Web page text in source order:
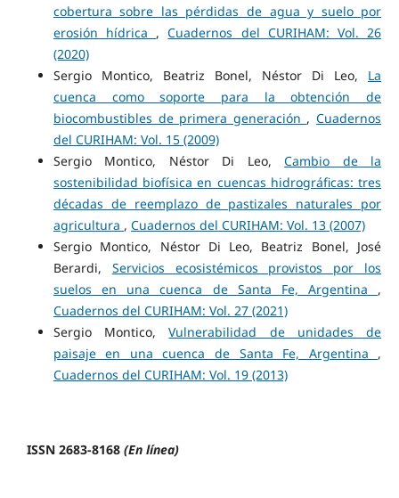
cobertura sobre las pérdidas de agua y suelo por
erosión hídrica ,Cuadernos del CURIHAM: Vol. 26
(2020)
Sergio Montico, Beatriz Bonel, Néstor Di Leo, La
cuenca como soporte para la obtención de
biocombustibles de primera generación ,Cuadernos
del CURIHAM: Vol. 15 (2009)
Sergio Montico, Néstor Di Leo,Cambio de la
sostenibilidad biofísica en cuencas hidrográficas: tres
décadas de reemplazo de pastizales naturales por
agricultura , Cuadernos del CURIHAM: Vol. 13 (2007)
Sergio Montico, Néstor Di Leo, Beatriz Bonel, José
Berardi, Servicios ecosistémicos provistos por los
suelos en una cuenca de Santa Fe, Argentina ,
Cuadernos del CURIHAM: Vol. 27 (2021)
Sergio Montico,Vulnerabilidad de unidades de
paisaje en una cuenca de Santa Fe, Argentina ,
Cuadernos del CURIHAM: Vol. 19 (2013)
ISSN 2683-8168 (En línea)